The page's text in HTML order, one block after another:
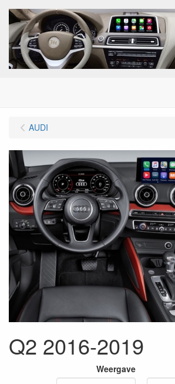
AUDI
Q2 2016-2019
Weergave